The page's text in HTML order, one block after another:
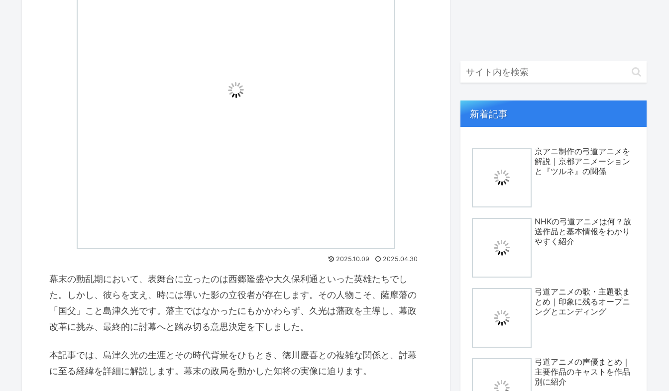
2025.10.09 2025.04.30
幕末の動乱期において、表舞台に立ったのは西郷隆盛や大久保利通といった英雄たちでし
た。しかし、彼らを支え、時には導いた影の立役者が存在します。その人物こそ、薩摩藩の
「国父」こと島津久光です。藩主ではなかったにもかかわらず、久光は藩政を主導し、幕政
改革に挑み、最終的に討幕へと踏み切る意思決定を下しました。
本記事では、島津久光の生涯とその時代背景をひもとき、徳川慶喜との複雑な関係と、討幕
に至る経緯を詳細に解説します。幕末の政局を動かした知将の実像に迫ります。
新着記事
京アニ制作の弓道アニメを
解説｜京都アニメーション
と『ツルネ』の関係
NHKの弓道アニメは何？放
送作品と基本情報をわかり
やすく紹介
弓道アニメの歌・主題歌ま
とめ｜印象に残るオープニ
ングとエンディング
弓道アニメの声優まとめ｜
主要作品のキャストを作品
別に紹介